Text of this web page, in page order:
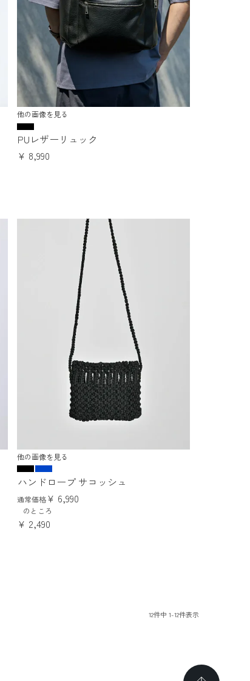
他の画像を見る
PUレザーリュック
¥ 8,990
他の画像を見る
ハンドロープ サコッシュ
通常価格¥ 6,990
のところ
¥ 2,490
12件中 1-12件表示